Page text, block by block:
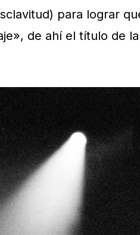
para lograr
de ahí el título de la